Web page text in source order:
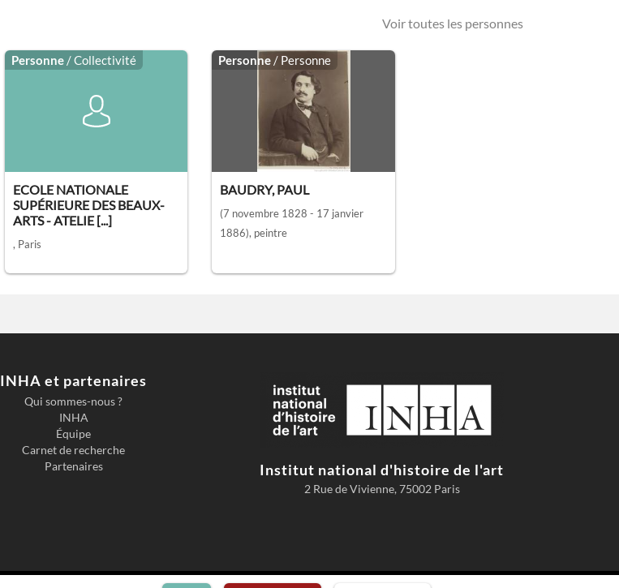
Voir toutes les personnes
Personne / Collectivité
ECOLE NATIONALE
SUPÉRIEURE DES BEAUX-
ARTS - ATELIE [...]
, Paris
Personne/ Personne
BAUDRY, PAUL
(7 novembre 1828 - 17 janvier
1886), peintre
INHA et partenaires
Qui sommes-nous ?
INHA
Équipe
Carnet de recherche
Partenaires
Institut national d'histoire de l'art
2 Rue de Vivienne, 75002 Paris